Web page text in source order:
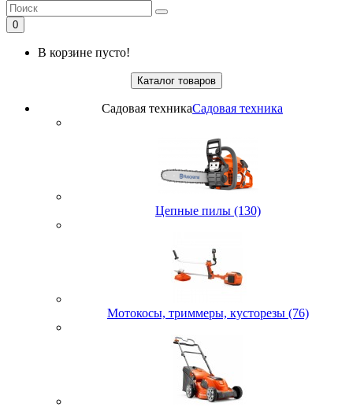
0
В корзине пусто!
Каталог товаров
Садовая техникаСадовая техника
Цепные пилы (130)
Мотокосы, триммеры, кусторезы (76)